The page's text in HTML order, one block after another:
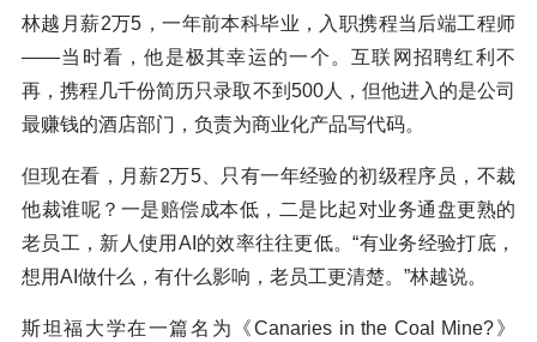
林越月薪2万5，一年前本科毕业，入职携程当后端工程师
——当时看，他是极其幸运的一个。互联网招聘红利不
再，携程几千份简历只录取不到500人，但他进入的是公司
最赚钱的酒店部门，负责为商业化产品写代码。
但现在看，月薪2万5、只有一年经验的初级程序员，不裁
他裁谁呢？一是赔偿成本低，二是比起对业务通盘更熟的
老员工，新人使用AI的效率往往更低。“有业务经验打底，
想用AI做什么，有什么影响，老员工更清楚。”林越说。
斯坦福大学在一篇名为《Canaries in the Coal Mine?》